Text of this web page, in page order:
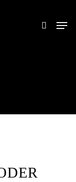
searchMenu